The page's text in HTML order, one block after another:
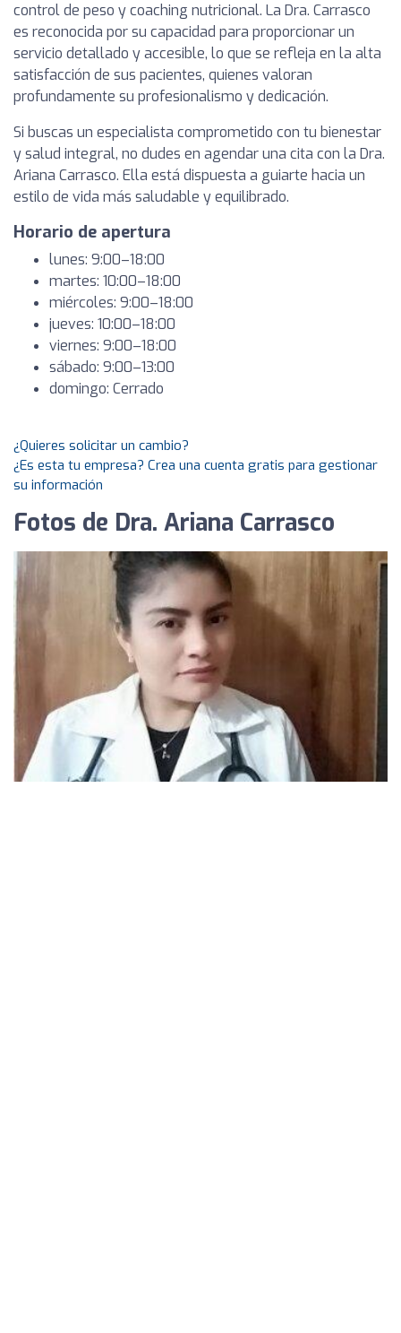
control de peso y coaching nutricional. La Dra. Carrasco
es reconocida por su capacidad para proporcionar un
servicio detallado y accesible, lo que se refleja en la alta
satisfacción de sus pacientes, quienes valoran
profundamente su profesionalismo y dedicación.
Si buscas un especialista comprometido con tu bienestar
y salud integral, no dudes en agendar una cita con la Dra.
Ariana Carrasco. Ella está dispuesta a guiarte hacia un
estilo de vida más saludable y equilibrado.
Horario de apertura
lunes: 9:00–18:00
martes: 10:00–18:00
miércoles: 9:00–18:00
jueves: 10:00–18:00
viernes: 9:00–18:00
sábado: 9:00–13:00
domingo: Cerrado
¿Quieres solicitar un cambio?
¿Es esta tu empresa? Crea una cuenta gratis para gestionar
su información
Fotos de Dra. Ariana Carrasco